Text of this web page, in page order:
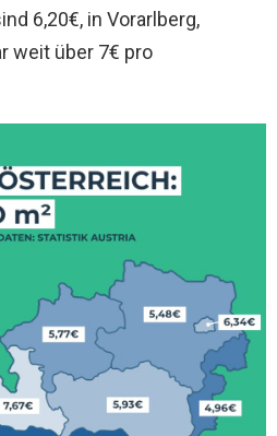
6,20€, in Vorarlberg,
weit über 7€ pro